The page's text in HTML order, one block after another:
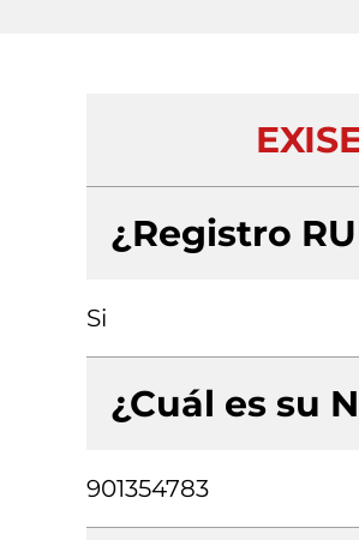
¿Registro
Si
¿Cuál es su
901354783